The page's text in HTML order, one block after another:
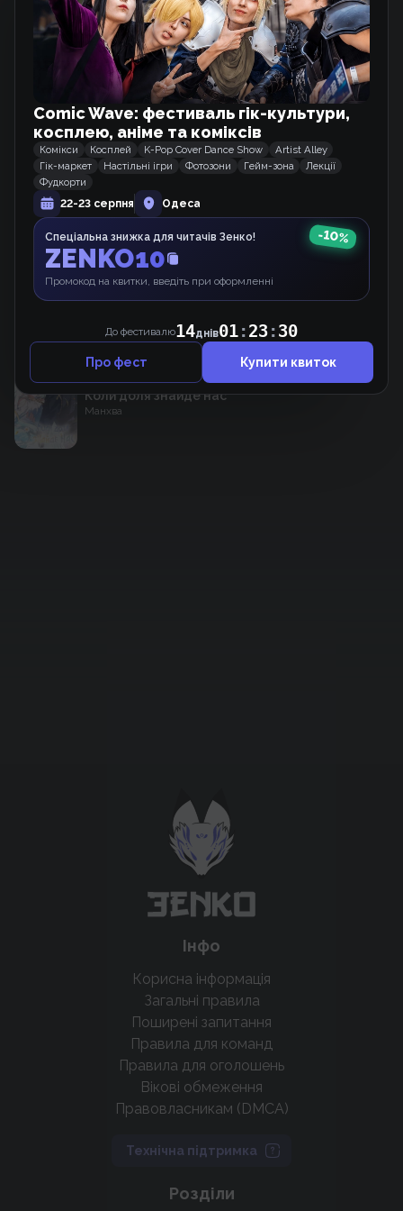
Han Yunseol
Художник
Mika (II)
Рік випуску
Схожі тайтли
Втекти, приборкавши тирана
Партнер лиходійки занадто ідеальний
Коли доля знайде нас
Манхва
крутих нововведень
Підтримати проєкт
Інфо
Корисна інформація
Загальні правила
Поширені запитання
Правила для команд
Правила для оголошень
Вікові обмеження
Правовласникам (DMCA)
Технічна підтримка
Розділи
Comic Wave: фестиваль гік-культури,
косплею, аніме та коміксів
Комікси Косплей K-Pop Cover Dance Show
Artist Alley
Гік-маркет
Настільні ігри Фотозони Гейм-зона
Лекції
Фудкорти
22-23 серпня
Одеса
Спеціальна знижка для читачів Зенко!
ZENKO10
Промокод на квитки, введіть при оформленні
-10%
До фестивалю14днів01:23:30
Про фест Купити квиток